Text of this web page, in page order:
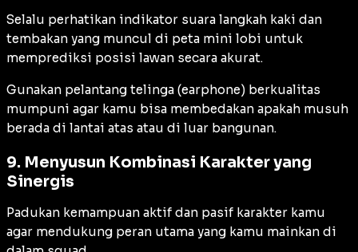
Selalu perhatikan indikator suara langkah kaki dan
tembakan yang muncul di peta mini lobi untuk
memprediksi posisi lawan secara akurat.
Gunakan pelantang telinga (earphone) berkualitas
mumpuni agar kamu bisa membedakan apakah musuh
berada di lantai atas atau di luar bangunan.
9. Menyusun Kombinasi Karakter yang
Sinergis
Padukan kemampuan aktif dan pasif karakter kamu
agar mendukung peran utama yang kamu mainkan di